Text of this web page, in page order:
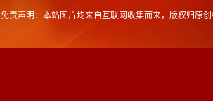
免责声明：本站图片均来自互联网收集而来，版权归原